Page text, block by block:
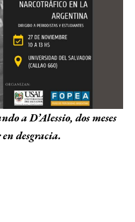
a D’Alessio, dos meses
desgracia.